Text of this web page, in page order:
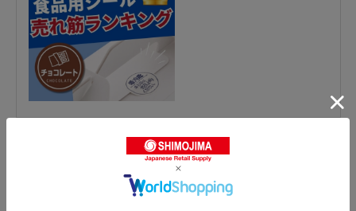
鮮魚シールの人気商品との比較